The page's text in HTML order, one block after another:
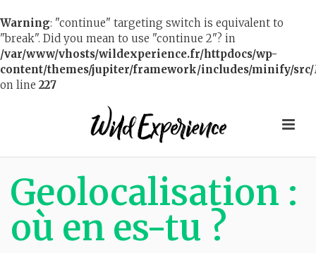
Warning: "continue" targeting switch is equivalent to
"break". Did you mean to use "continue 2"? in
/var/www/vhosts/wildexperience.fr/httpdocs/wp-
content/themes/jupiter/framework/includes/minify/
on line 227
Geolocalisation :
où en es-tu ?